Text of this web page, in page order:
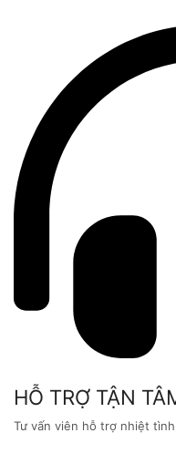
HỖ TRỢ TẬN
Tư vấn viên hỗ trợ nhiệt